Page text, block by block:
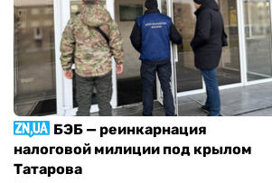
БЭБ — реинкарнация
налоговой милиции под крылом
Татарова